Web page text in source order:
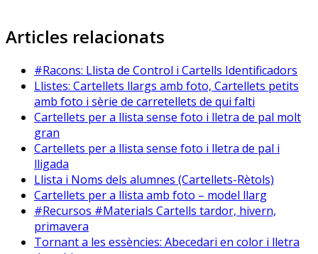
Articles relacionats
#Racons: Llista de Control i Cartells Identificadors
Llistes: Cartellets llargs amb foto, Cartellets petits
amb foto i sèrie de carretellets de qui falti
Cartellets per a llista sense foto i lletra de pal molt
gran
Cartellets per a llista sense foto i lletra de pal i
lligada
Llista i Noms dels alumnes (Cartellets-Rètols)
Cartellets per a llista amb foto – model llarg
#Recursos #Materials Cartells tardor, hivern,
primavera
Tornant a les essències: Abecedari en color i lletra